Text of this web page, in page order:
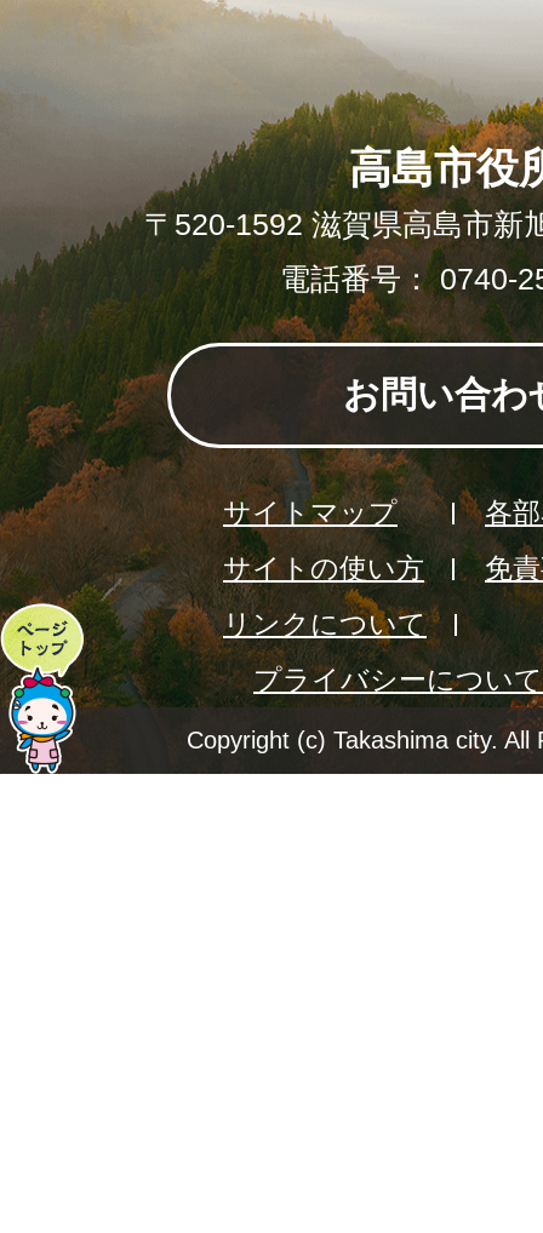
ペ
ー
ジ
高島市役
〒520-1592 滋賀県高島市新
電話番号： 0740-
お問い合わ
サイトマップ
各
サイトの使い方
免
リンクについて
プライバシーについて
Copyright (c) Takashima city. All